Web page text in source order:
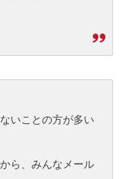
いことの方が多い
ら、みんなメール